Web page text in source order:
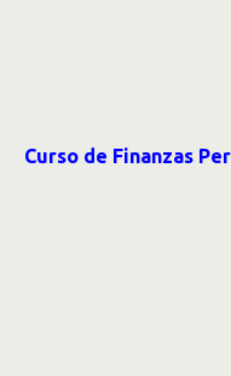
Curso de Finanzas